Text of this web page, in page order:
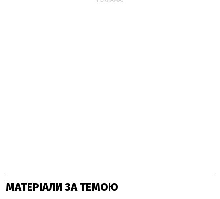
МАТЕРІАЛИ ЗА ТЕМОЮ